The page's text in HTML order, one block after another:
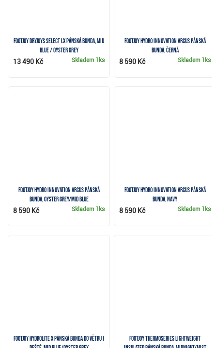
FootJoy DryJoys Select LX pánská bunda, Mid
Blue / Oyster Grey
Skladem 1ks
13 490 Kč
FootJoy Hydro Innovation Arcus pánská
bunda, černá
Skladem 1ks
8 590 Kč
FootJoy Hydro Innovation Arcus pánská
bunda, oyster grey/mid blue
Skladem 1ks
8 590 Kč
FootJoy Hydro Innovation Arcus pánská
bunda, navy
Skladem 1ks
8 590 Kč
FootJoy HydroLite X pánská bunda do větru i
FootJoy ThermoSeries Lightweight